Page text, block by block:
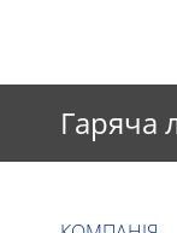
Гаряча